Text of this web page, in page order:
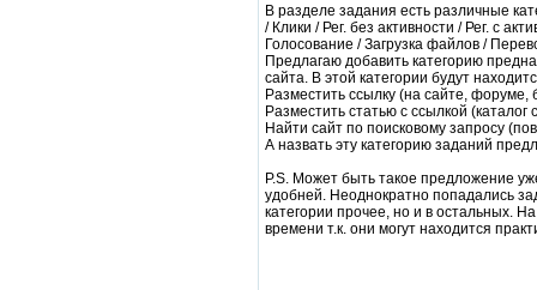
В разделе задания есть различные
/ Клики / Рег. без активности / Рег. с
Голосование / Загрузка файлов /
Предлагаю добавить категорию
сайта. В этой категории будут
Разместить ссылку (на сайте, форуме,
Разместить статью с ссылкой (каталог
Найти сайт по поисковому запросу
А назвать эту категорию заданий
P.S. Может быть такое предложение
удобней. Неоднократно попадались
категории прочее, но и в остальных.
времени т.к. они могут находится